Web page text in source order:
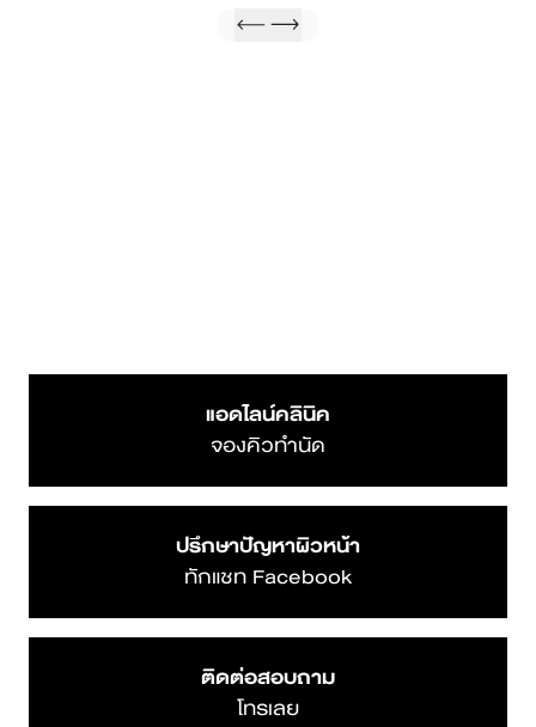
แอดไลน์คลินิค
จองคิวทำนัด
ปรึกษาปัญหาผิวหน้า
ทักแชท Facebook
ติดต่อสอบถาม
โทรเลย